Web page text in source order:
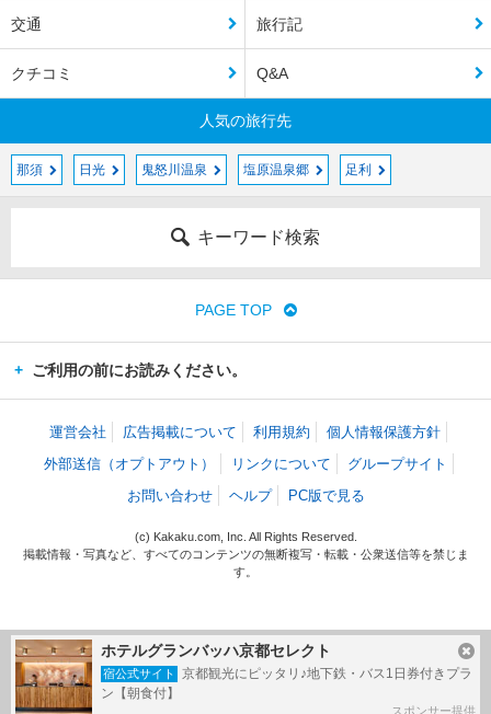
ホテルグランバッハ京都セレクト
宿公式サイト
京都観光にピッタリ♪地下鉄・バス1日券付きプラ
ン【朝食付】
スポンサー提供
交通 旅行記
クチコミ Q&A
人気の旅行先
那須 日光 鬼怒川温泉 塩原温泉郷 足利
キーワード検索
PAGE TOP
ご利用の前にお読みください。
運営会社 広告掲載について 利用規約
個人情報保護方針
外部送信（オプトアウト）
リンクについて
グループサイト
お問い合わせ
ヘルプ PC版で見る
(c) Kakaku.com, Inc. All Rights Reserved.
掲載情報・写真など、すべてのコンテンツの無断複写・転載・公衆送信等を禁じま
す。